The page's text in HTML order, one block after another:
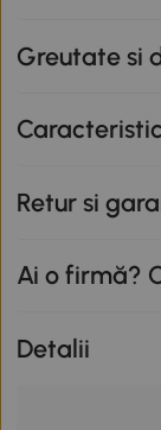
Greutate si
Retur si
Ai o firmă?
Detalii